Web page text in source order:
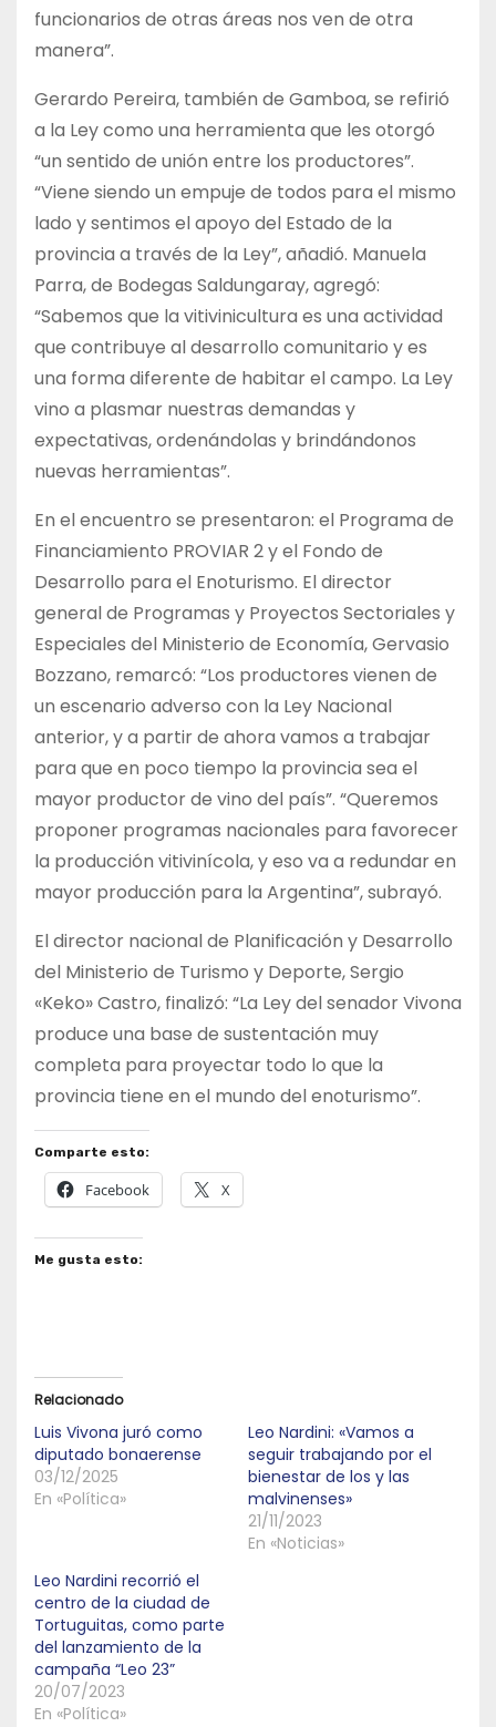
funcionarios de otras áreas nos ven de otra
manera”.
Gerardo Pereira, también de Gamboa, se refirió
a la Ley como una herramienta que les otorgó
“un sentido de unión entre los productores”.
“Viene siendo un empuje de todos para el mismo
lado y sentimos el apoyo del Estado de la
provincia a través de la Ley”, añadió. Manuela
Parra, de Bodegas Saldungaray, agregó:
“Sabemos que la vitivinicultura es una actividad
que contribuye al desarrollo comunitario y es
una forma diferente de habitar el campo. La Ley
vino a plasmar nuestras demandas y
expectativas, ordenándolas y brindándonos
nuevas herramientas”.
En el encuentro se presentaron: el Programa de
Financiamiento PROVIAR 2 y el Fondo de
Desarrollo para el Enoturismo. El director
general de Programas y Proyectos Sectoriales y
Especiales del Ministerio de Economía, Gervasio
Bozzano, remarcó: “Los productores vienen de
un escenario adverso con la Ley Nacional
anterior, y a partir de ahora vamos a trabajar
para que en poco tiempo la provincia sea el
mayor productor de vino del país”. “Queremos
proponer programas nacionales para favorecer
la producción vitivinícola, y eso va a redundar en
mayor producción para la Argentina”, subrayó.
El director nacional de Planificación y Desarrollo
del Ministerio de Turismo y Deporte, Sergio
«Keko» Castro, finalizó: “La Ley del senador Vivona
produce una base de sustentación muy
completa para proyectar todo lo que la
provincia tiene en el mundo del enoturismo”.
Comparte esto:
Facebook X
Me gusta esto:
Relacionado
Luis Vivona juró como
diputado bonaerense
03/12/2025
En «Política»
Leo Nardini: «Vamos a
seguir trabajando por el
bienestar de los y las
malvinenses»
21/11/2023
En «Noticias»
Leo Nardini recorrió el
centro de la ciudad de
Tortuguitas, como parte
del lanzamiento de la
campaña “Leo 23”
20/07/2023
En «Política»